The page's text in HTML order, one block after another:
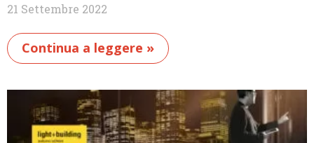
21 Settembre 2022
Continua a leggere »